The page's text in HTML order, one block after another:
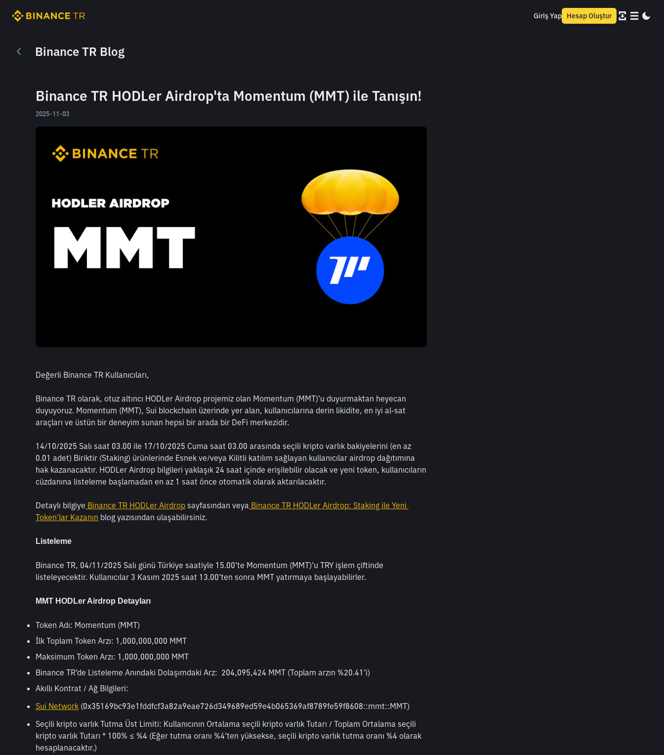
Giriş Yap Hesap Oluştur
Binance TR Blog
Binance TR HODLer Airdrop'ta Momentum (MMT) ile Tanışın!
2025-11-03
Değerli Binance TR Kullanıcıları,
Binance TR olarak, otuz altıncı HODLer Airdrop projemiz olan Momentum (MMT)’u duyurmaktan heyecan
duyuyoruz. Momentum (MMT), Sui blockchain üzerinde yer alan, kullanıcılarına derin likidite, en iyi al-sat
araçları ve üstün bir deneyim sunan hepsi bir arada bir DeFi merkezidir.
14/10/2025 Salı saat 03.00 ile 17/10/2025 Cuma saat 03.00 arasında seçili kripto varlık bakiyelerini (en az
0.01 adet) Biriktir (Staking) ürünlerinde Esnek ve/veya Kilitli katılım sağlayan kullanıcılar airdrop dağıtımına
hak kazanacaktır. HODLer Airdrop bilgileri yaklaşık 24 saat içinde erişilebilir olacak ve yeni token, kullanıcıların
cüzdanına listeleme başlamadan en az 1 saat önce otomatik olarak aktarılacaktır.
Detaylı bilgiye Binance TR HODLer Airdrop sayfasından veya Binance TR HODLer Airdrop: Staking ile Yeni
Token'lar Kazanın blog yazısından ulaşabilirsiniz.
Listeleme
Binance TR, 04/11/2025 Salı günü Türkiye saatiyle 15.00’te Momentum (MMT)’u TRY işlem çiftinde
listeleyecektir. Kullanıcılar 3 Kasım 2025 saat 13.00’ten sonra MMT yatırmaya başlayabilirler.
MMT HODLer Airdrop Detayları
Token Adı: Momentum (MMT)
İlk Toplam Token Arzı: 1,000,000,000 MMT
Maksimum Token Arzı: 1,000,000,000 MMT
Binance TR’de Listeleme Anındaki Dolaşımdaki Arz:  204,095,424 MMT (Toplam arzın %20.41’i)
Akıllı Kontrat / Ağ Bilgileri:
Sui Network (0x35169bc93e1fddfcf3a82a9eae726d349689ed59e4b065369af8789fe59f8608::mmt::MMT)
Seçili kripto varlık Tutma Üst Limiti: Kullanıcının Ortalama seçili kripto varlık Tutarı / Toplam Ortalama seçili
kripto varlık Tutarı * 100% ≤ %4 (Eğer tutma oranı %4’ten yüksekse, seçili kripto varlık tutma oranı %4 olarak
hesaplanacaktır.)